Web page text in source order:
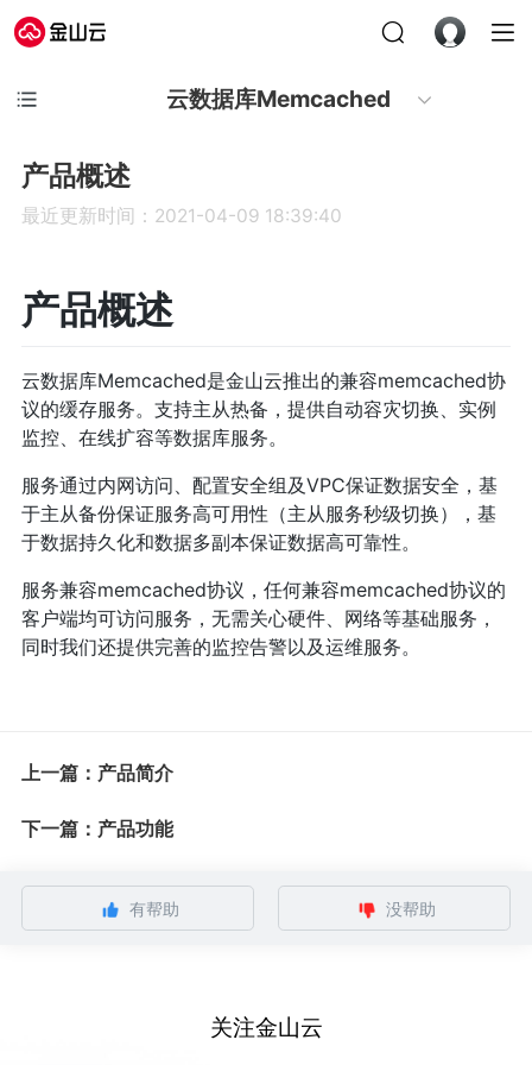
云数据库Memcached
产品概述
最近更新时间：2021-04-09 18:39:40
产品概述
云数据库Memcached是金山云推出的兼容memcached协
议的缓存服务。支持主从热备，提供自动容灾切换、实例
监控、在线扩容等数据库服务。
服务通过内网访问、配置安全组及VPC保证数据安全，基
于主从备份保证服务高可用性（主从服务秒级切换），基
于数据持久化和数据多副本保证数据高可靠性。
服务兼容memcached协议，任何兼容memcached协议的
客户端均可访问服务，无需关心硬件、网络等基础服务，
同时我们还提供完善的监控告警以及运维服务。
上一篇：产品简介
下一篇：产品功能
有帮助 没帮助
关注金山云